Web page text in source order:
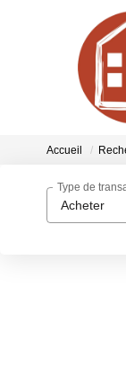
Accueil
Acheter
Type de